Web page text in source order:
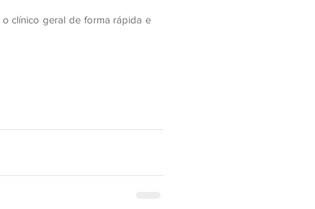
clínico geral de forma rápida e